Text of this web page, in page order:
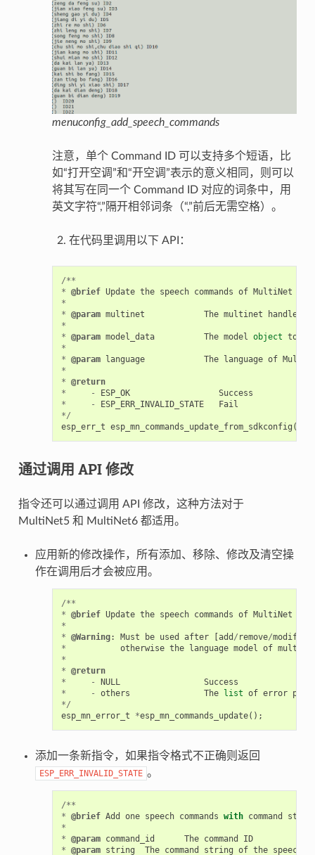
menuconfig_add_speech_commands
注意，单个 Command ID 可以支持多个短语，比
如“打开空调”和“开空调”表示的意义相同，则可以
将其写在同一个 Command ID 对应的词条中，用
英文字符“,”隔开相邻词条（“,”前后无需空格）。
在代码里调用以下 API：
/**
* @brief Update the speech commands of MultiNet
*
* @param multinet The multinet
handle
*
* @param model_data The model object to
*
* @param language The language of
*
* @return
*
- ESP_OK
Success
*
- ESP_ERR_INVALID_STATE
Fail
*/
esp_err_t esp_mn_commands_update_from_sdkconfig (
通过调用 API 修改
指令还可以通过调用 API 修改，这种方法对于
MultiNet5 和 MultiNet6 都适用。
应用新的修改操作，所有添加、移除、修改及清空操
作在调用后才会被应用。
/**
* @brief Update the speech commands of MultiNet
*
* @Warning: Must be used after add / remove/modify
*
otherwise the language model of
*
* @return
*
- NULL
Success
*
- others The list of error
*/
esp_mn_error_t
*esp_mn_commands_update();
添加一条新指令，如果指令格式不正确则返回
ESP_ERR_INVALID_STATE 。
/**
* @brief Add one speech commands with command
*
* @param command_id The command
ID
* @param string The command string of the speech